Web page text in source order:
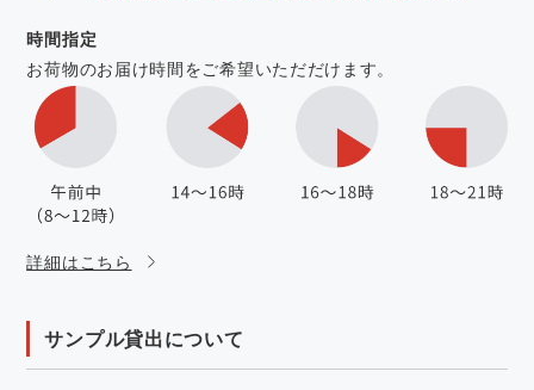
時間指定
お荷物のお届け時間をご希望いただだけます。
詳細はこちら
サンプル貸出について